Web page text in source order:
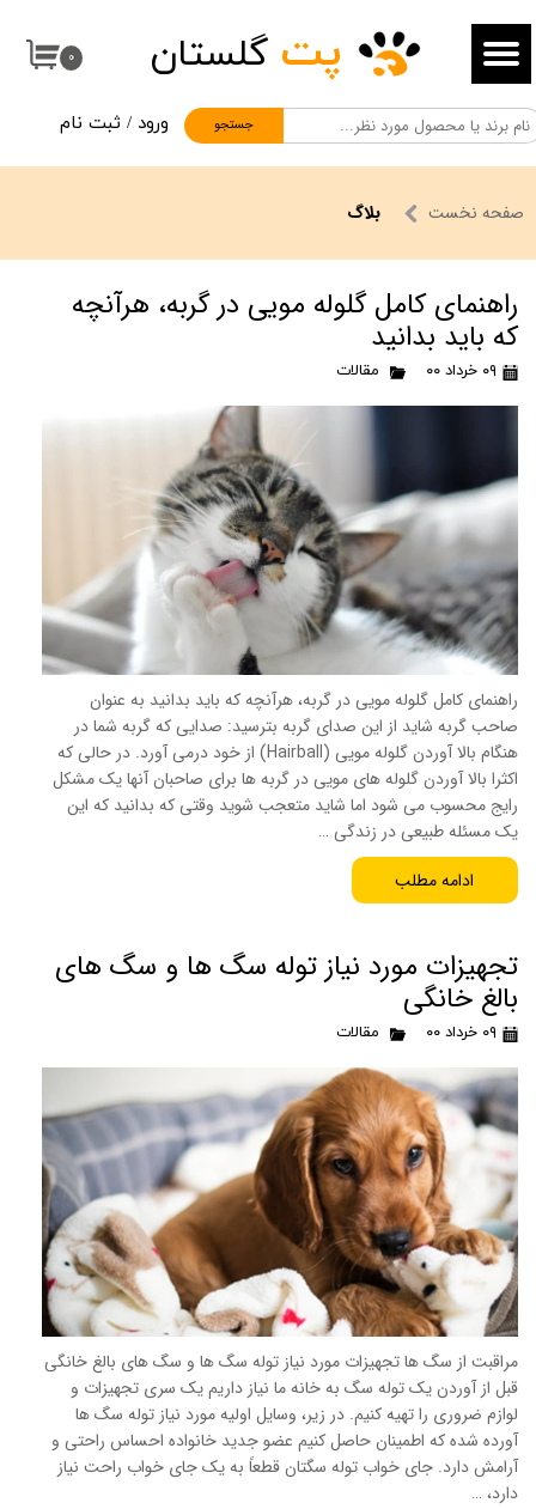
۰
جستجو
پت گلستان
ورود / ثبت نام
حساب کاربری من
تغییر گذر واژه
سفارشات
خروج از حساب کاربری
صفحه نخست بلاگ
راهنمای کامل گلوله مویی در گربه، هرآنچه
که باید بدانید
۰۹ خرداد ۰۰ مقالات
راهنمای کامل گلوله مویی در گربه، هرآنچه که باید بدانید به عنوان
صاحب گربه شاید از این صدای گربه بترسید: صدایی که گربه شما در
هنگام بالا آوردن گلوله مویی (Hairball) از خود درمی آورد. در حالی که
اکثرا بالا آوردن گلوله های مویی در گربه ها برای صاحبان آنها یک مشکل
رایج محسوب می شود اما شاید متعجب شوید وقتی که بدانید که این
یک مسئله طبیعی در زندگی …
ادامه مطلب
تجهیزات مورد نیاز توله سگ ها و سگ های
بالغ خانگی
۰۹ خرداد ۰۰ مقالات
مراقبت از سگ ها تجهیزات مورد نیاز توله سگ ها و سگ های بالغ خانگی
قبل از آوردن یک توله سگ به خانه ما نیاز داریم یک سری تجهیزات و
لوازم ضروری را تهیه کنیم. در زیر، وسایل اولیه مورد نیاز توله سگ ها
آورده شده که اطمینان حاصل کنیم عضو جدید خانواده احساس راحتی و
آرامش دارد. جای خواب توله سگتان قطعاً به یک جای خواب راحت نیاز
دارد، …